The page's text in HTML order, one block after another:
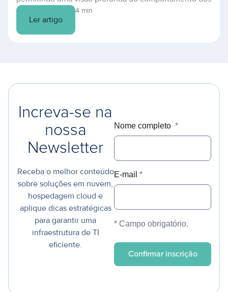
sistemas. Descubra como prevenir falhas e otimizar
sua TI.Ler artigo
4 min
Increva-se na
nossa
Newsletter
Receba o melhor conteúdo
sobre soluções em nuvem,
hospedagem cloud e
aplique dicas estratégicas
para garantir uma
infraestrutura de TI
eficiente.
Nome completo *
E-mail *
* Campo obrigatório.